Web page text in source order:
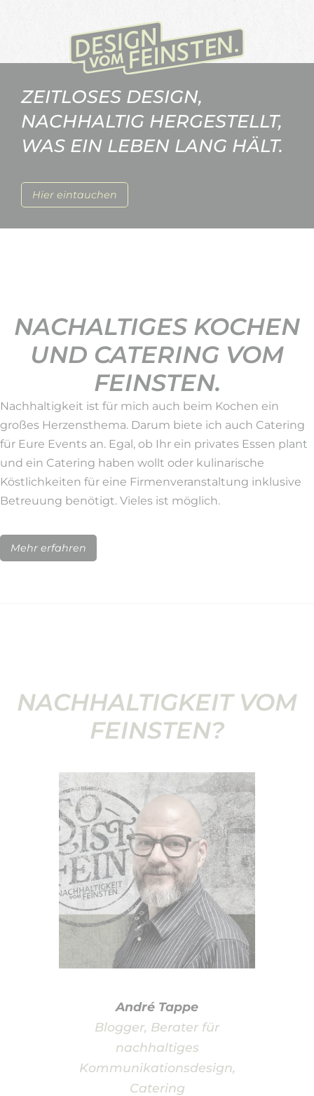
Hier eintauchen
ZEITLOSES DESIGN,
NACHHALTIG HERGESTELLT,
WAS EIN LEBEN LANG HÄLT.
NACHALTIGES KOCHEN
UND CATERING VOM
FEINSTEN.
Nachhaltigkeit ist für mich auch beim Kochen ein
großes Herzensthema. Darum biete ich auch Catering
für Eure Events an. Egal, ob Ihr ein privates Essen plant
und ein Catering haben wollt oder kulinarische
Köstlichkeiten für eine Firmenveranstaltung inklusive
Betreuung benötigt. Vieles ist möglich.
Mehr erfahren
NACHHALTIGKEIT VOM
FEINSTEN?
André Tappe
Blogger, Berater für
nachhaltiges
Kommunikationsdesign,
Catering